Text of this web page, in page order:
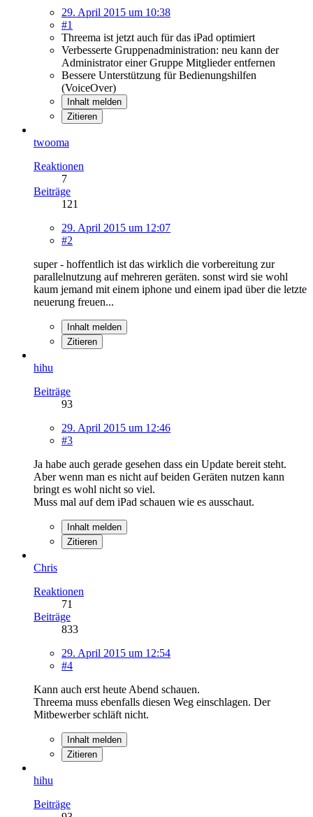
29. April 2015 um 10:38
#1
Threema ist jetzt auch für das iPad optimiert
Verbesserte Gruppenadministration: neu kann der
Administrator einer Gruppe Mitglieder entfernen
Bessere Unterstützung für Bedienungshilfen
(VoiceOver)
Inhalt melden
Zitieren
twooma
Reaktionen
7
Beiträge
121
29. April 2015 um 12:07
#2
super - hoffentlich ist das wirklich die vorbereitung zur
parallelnutzung auf mehreren geräten. sonst wird sie wohl
kaum jemand mit einem iphone und einem ipad über die letzte
neuerung freuen...
Inhalt melden
Zitieren
hihu
Beiträge
93
29. April 2015 um 12:46
#3
Ja habe auch gerade gesehen dass ein Update bereit steht.
Aber wenn man es nicht auf beiden Geräten nutzen kann
bringt es wohl nicht so viel.
Muss mal auf dem iPad schauen wie es ausschaut.
Inhalt melden
Zitieren
Chris
Reaktionen
71
Beiträge
833
29. April 2015 um 12:54
#4
Kann auch erst heute Abend schauen.
Threema muss ebenfalls diesen Weg einschlagen. Der
Mitbewerber schläft nicht.
Inhalt melden
Zitieren
hihu
Beiträge